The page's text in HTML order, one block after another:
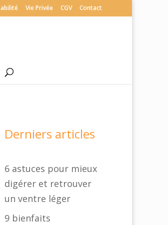
Vie Privée CGV Contact
Derniers articles
6 astuces pour mieux
digérer et retrouver
un ventre léger
9 bienfaits